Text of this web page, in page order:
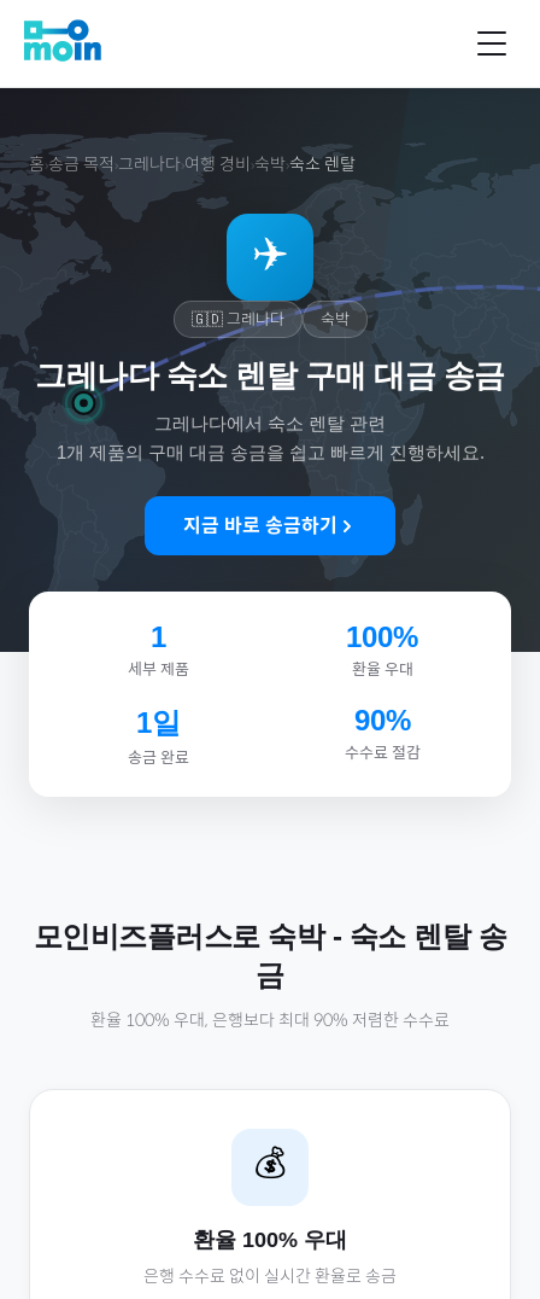
홈›송금 목적 ›그레나다›여행 경비 ›숙박›숙소 렌탈
✈️
🇬🇩 그레나다 숙박
그레나다 숙소 렌탈 구매 대금 송금
그레나다에서 숙소 렌탈 관련
1개 제품의 구매 대금 송금을 쉽고 빠르게 진행하세요.
지금 바로 송금하기
1
세부 제품
100%
환율 우대
1일
송금 완료
90%
수수료 절감
모인비즈플러스로 숙박- 숙소 렌탈송
금
환율 100% 우대, 은행보다 최대 90% 저렴한 수수료
💰
환율 100% 우대
은행 수수료 없이 실시간 환율로 송금